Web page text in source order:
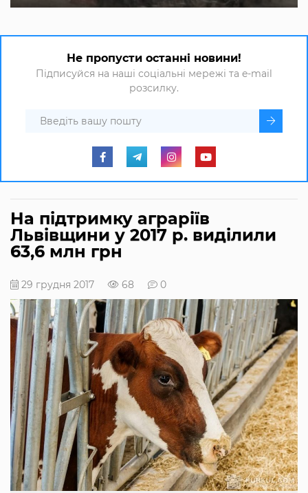
Не пропусти останні новини!
Підписуйся на наші соціальні мережі та e-mail
розсилку.
На підтримку аграріїв
Львівщини у 2017 р. виділили
63,6 млн грн
29 грудня 2017 68 0